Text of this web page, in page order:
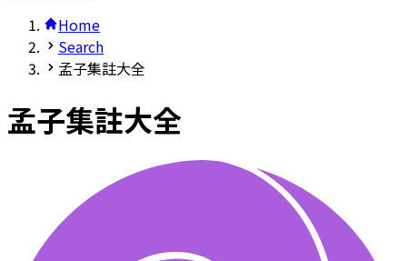
Home
Search
孟子集註大全
孟子集註大全